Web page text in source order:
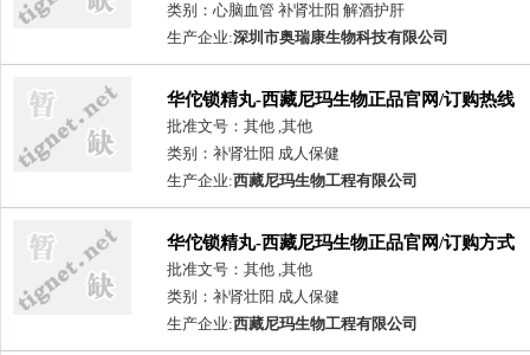
类别：心脑血管 补肾壮阳 解酒护肝
生产企业:深圳市奥瑞康生物科技有限公司
华佗锁精丸-西藏尼玛生物正品官网/订购热线
批准文号：其他 ,其他
类别：补肾壮阳 成人保健
生产企业:西藏尼玛生物工程有限公司
华佗锁精丸-西藏尼玛生物正品官网/订购方式
批准文号：其他 ,其他
类别：补肾壮阳 成人保健
生产企业:西藏尼玛生物工程有限公司